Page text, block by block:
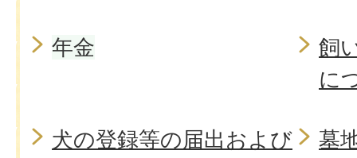
年金
飼
に
犬の登録等の届出および
墓